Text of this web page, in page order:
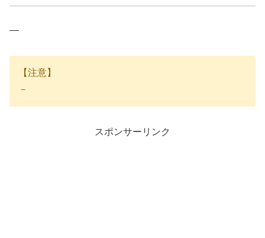
―
【注意】
－
スポンサーリンク